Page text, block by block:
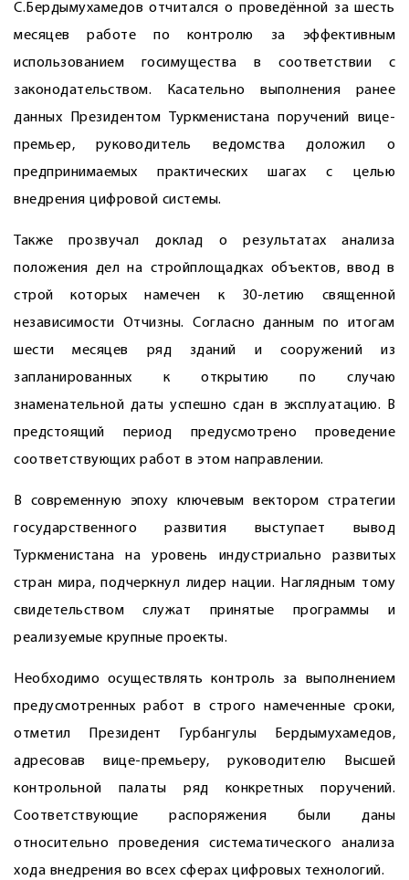
С.Бердымухамедов отчитался о проведённой за шесть
месяцев работе по контролю за эффективным
использованием госимущества в соответствии с
законодательством. Касательно выполнения ранее
данных Президентом Туркменистана поручений вице-
премьер, руководитель ведомства доложил о
предпринимаемых практических шагах с целью
внедрения цифровой системы.
Также прозвучал доклад о результатах анализа
положения дел на стройплощадках объектов, ввод в
строй которых намечен к 30-летию священной
независимости Отчизны. Согласно данным по итогам
шести месяцев ряд зданий и сооружений из
запланированных к открытию по случаю
знаменательной даты успешно сдан в эксплуатацию. В
предстоящий период предус­мотрено проведение
соответствующих работ в этом направлении.
В современную эпоху ключевым вектором стратегии
государственного развития выступает вывод
Туркменистана на уровень индустриально развитых
стран мира, подчеркнул лидер нации. Наглядным тому
свидетельством служат принятые программы и
реализуемые крупные проекты.
Необходимо осуществлять контроль за выполнением
предусмотренных работ в строго намеченные сроки,
отметил Президент Гурбангулы Бердымухамедов,
адресовав вице-премьеру, руководителю Высшей
контрольной палаты ряд конкретных поручений.
Соответствующие распоряжения были даны
относительно проведения систематического анализа
хода внедрения во всех сферах цифровых технологий.